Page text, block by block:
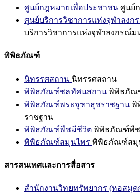
ศูนย์กฎหมายเพื่อประชาชน ศูนย์
ศูนย์บริการวิชาการแห่งจุฬาลงก
บริการวิชาการแห่งจุฬาลงกรณ์ม
พิพิธภัณฑ์
นิทรรศสถาน นิทรรศสถาน
พิพิธภัณฑ์ชลทัศนสถาน พิพิธภัณ
พิพิธภัณฑ์พระจุฑาธุชราชฐาน พิ
ราชฐาน
พิพิธภัณฑ์พืชมีชีวิต พิพิธภัณฑ์พื
พิพิธภัณฑ์สมุนไพร พิพิธภัณฑ์สมุ
สารสนเทศและการสื่อสาร
สำนักงานวิทยทรัพยากร (หอสมุด